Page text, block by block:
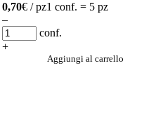
0,70€ / pz1 conf. = 5 pz
–
conf.
+
Aggiungi al carrello